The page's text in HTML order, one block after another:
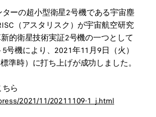
ーの超小型衛星2号機である宇宙塵
（アスタリスク）が宇宙航空研究
的衛星技術実証2号機の一つとして
号機により、2021年11月9日（火）
準時）に打ち上げが成功しました。
ら
2021/11/20211109-1_j.html